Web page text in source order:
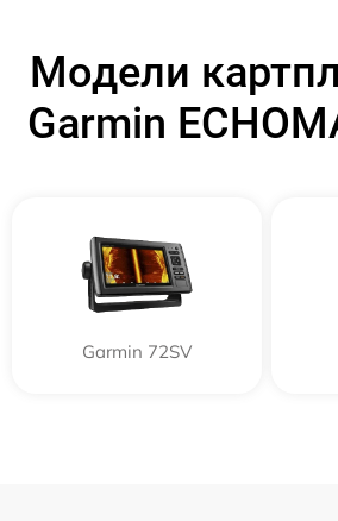
Модели
Garmin
Garmin 72SV